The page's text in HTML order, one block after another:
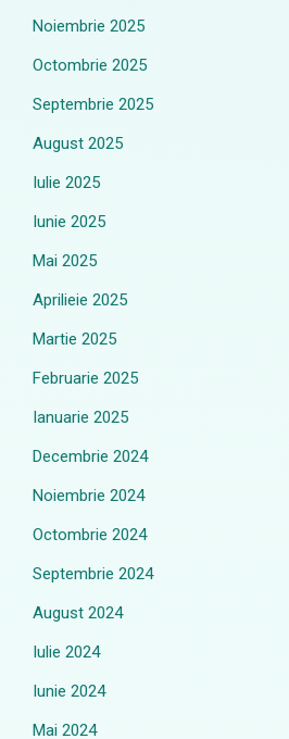
Noiembrie 2025
Octombrie 2025
Septembrie 2025
August 2025
Iulie 2025
Iunie 2025
Mai 2025
Aprilieie 2025
Martie 2025
Februarie 2025
Ianuarie 2025
Decembrie 2024
Noiembrie 2024
Octombrie 2024
Septembrie 2024
August 2024
Iulie 2024
Iunie 2024
Mai 2024